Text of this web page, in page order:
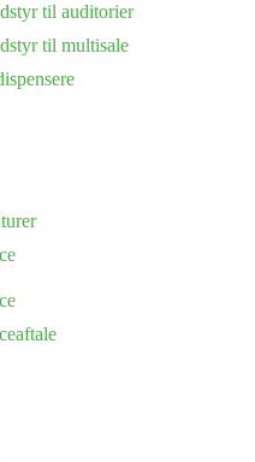
til auditorier
til multisale